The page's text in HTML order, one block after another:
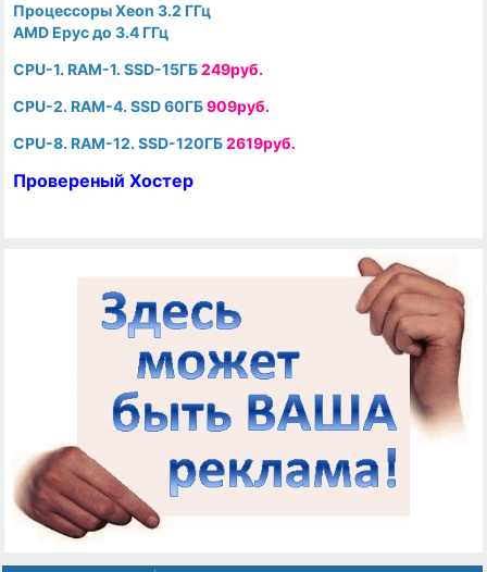
Процессоры Xeon 3.2 ГГц
AMD Epyc до 3.4 ГГц
CPU-1. RAM-1. SSD-15ГБ249руб.
CPU-2. RAM-4. SSD 60ГБ909руб.
CPU-8. RAM-12. SSD-120ГБ2619руб.
Провереный Хостер